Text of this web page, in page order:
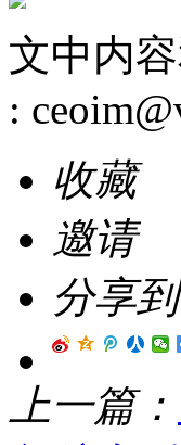
文中内
:
收藏
邀请
分享到
上一篇：